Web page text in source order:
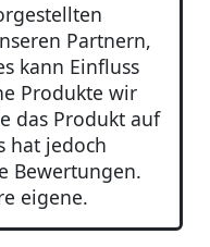
Partnern,
kann Einfluss
Produkte wir
das Produkt auf
hat jedoch
Bewertungen.
eigene.